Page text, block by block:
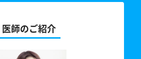
医師のご紹介